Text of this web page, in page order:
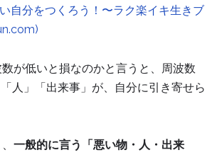
自分をつくろう！〜ラク楽イキ生きブ
が低いと損なのかと言うと、周波数
人」「出来事」が、自分に引き寄せら
一般的に言う「悪い物・人・出来